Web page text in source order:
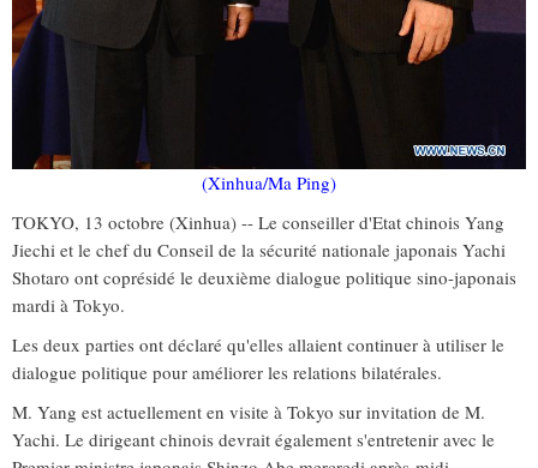
(Xinhua/Ma Ping)
TOKYO, 13 octobre (Xinhua) -- Le conseiller d'Etat chinois Yang
Jiechi et le chef du Conseil de la sécurité nationale japonais Yachi
Shotaro ont coprésidé le deuxième dialogue politique sino-japonais
mardi à Tokyo.
Les deux parties ont déclaré qu'elles allaient continuer à utiliser le
dialogue politique pour améliorer les relations bilatérales.
M. Yang est actuellement en visite à Tokyo sur invitation de M.
Yachi. Le dirigeant chinois devrait également s'entretenir avec le